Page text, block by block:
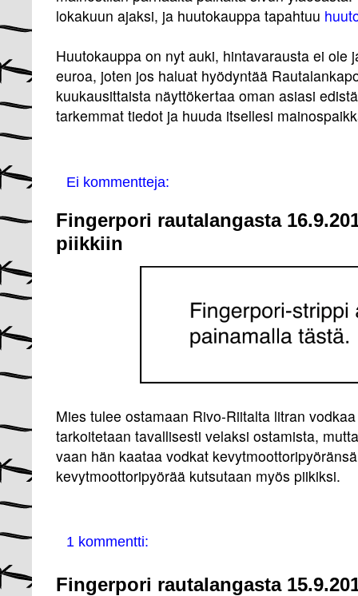
lokakuun ajaksi, ja huutokauppa tapahtuu
Huutokauppa on nyt auki, hintavarausta ei ole
euroa, joten jos haluat hyödyntää
kuukausittaista näyttökertaa oman asiasi
tarkemmat tiedot ja huuda itsellesi
Ei kommentteja:
Fingerpori rautalangasta
piikkiin
Mies tulee ostamaan Rivo-Riitalta litran
tarkoitetaan tavallisesti velaksi ostamista,
vaan hän kaataa vodkat
kevytmoottoripyörää kutsutaan myös piikiksi.
1 kommentti:
Fingerpori rautalangasta